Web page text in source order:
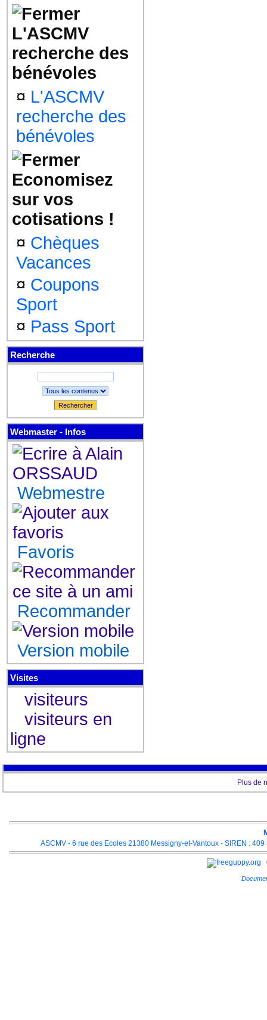
L'ASCMV
recherche des
bénévoles
¤ L'ASCMV
recherche des
bénévoles
Economisez
sur vos
cotisations !
¤ Chèques
Vacances
¤ Coupons
Sport
¤ Pass Sport
Recherche
Rechercher
Webmaster - Infos
Webmestre
Favoris
Recommander
Version mobile
Visites
visiteurs
visiteurs en
ligne
Plus de
ASCMV - 6 rue des Ecoles 21380 Messigny-et-Vantoux - SIREN :